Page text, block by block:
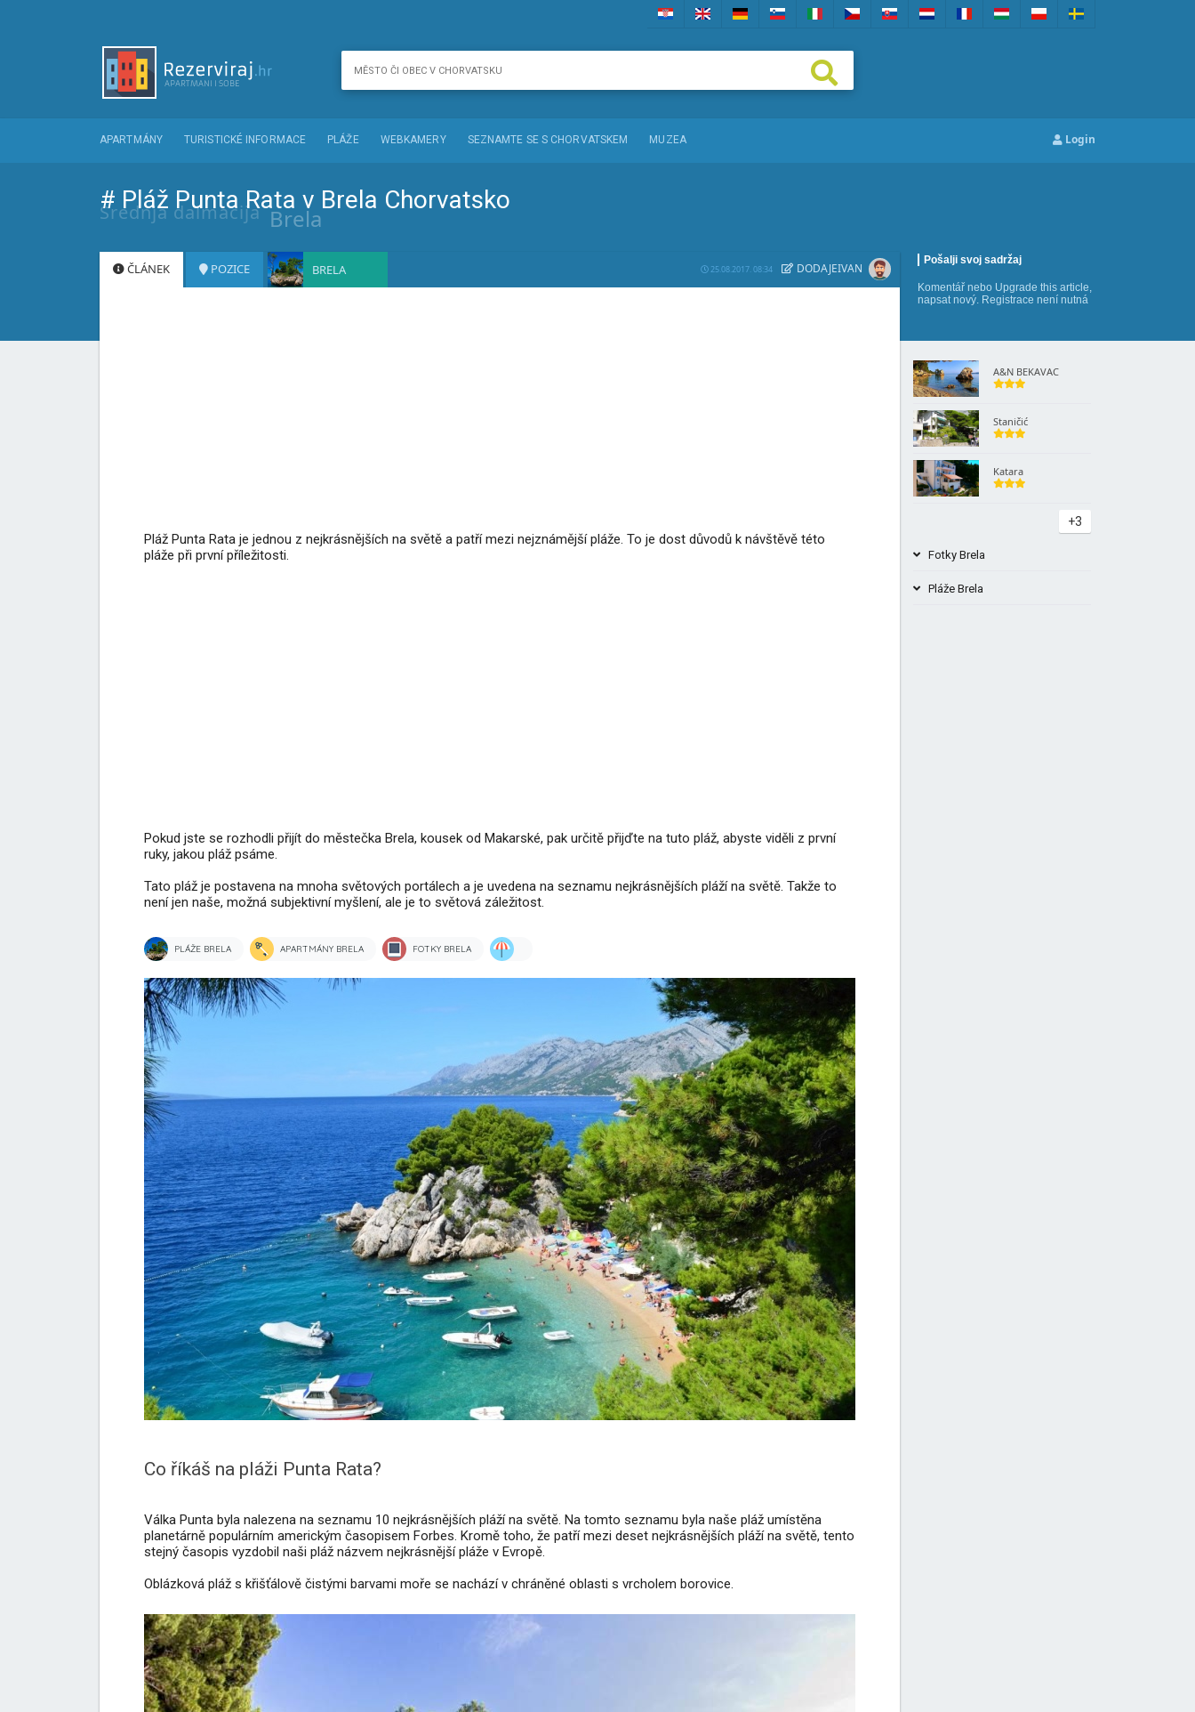
APARTMÁNY TURISTICKÉ INFORMACE PLÁŽE WEBKAMERY SEZNAMTE SE S CHORVATSKEM MUZEA Login
# Pláž Punta Rata v Brela Chorvatsko
Srednja dalmacija Brela
Pošalji svoj sadržaj
Komentář nebo Upgrade this article,
napsat nový. Registrace není nutná
ČLÁNEK POZICE BRELA 25.08.2017. 08:34 DODAJEIVAN
Pláž Punta Rata je jednou z nejkrásnějších na světě a patří mezi nejznámější pláže. To je dost důvodů k návštěvě této
pláže při první příležitosti.
Pokud jste se rozhodli přijít do městečka Brela, kousek od Makarské, pak určitě přijďte na tuto pláž, abyste viděli z první
ruky, jakou pláž psáme.
Tato pláž je postavena na mnoha světových portálech a je uvedena na seznamu nejkrásnějších pláží na světě. Takže to
není jen naše, možná subjektivní myšlení, ale je to světová záležitost.
PLÁŽE BRELA APARTMÁNY BRELA FOTKY BRELA
Co říkáš na pláži Punta Rata?
Válka Punta byla nalezena na seznamu 10 nejkrásnějších pláží na světě. Na tomto seznamu byla naše pláž umístěna
planetárně populárním americkým časopisem Forbes. Kromě toho, že patří mezi deset nejkrásnějších pláží na světě, tento
stejný časopis vyzdobil naši pláž názvem nejkrásnější pláže v Evropě.
Oblázková pláž s křišťálově čistými barvami moře se nachází v chráněné oblasti s vrcholem borovice.
A&N BEKAVAC
Staničić
Katara
+3
Fotky Brela
Pláže Brela